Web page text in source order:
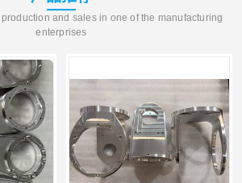
and sales in one of the manufacturing
enterprises